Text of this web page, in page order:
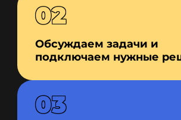
02
Обсуждаем задачи и
подключаем нужные
03